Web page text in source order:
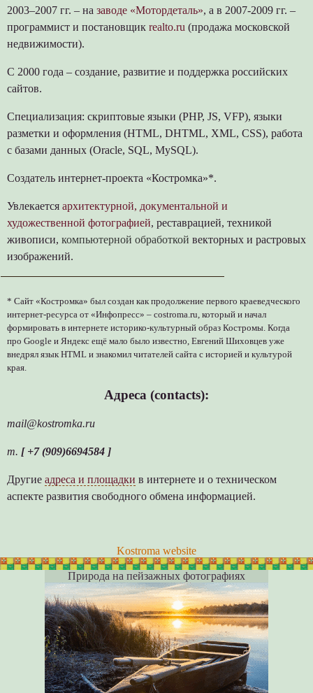
2003–2007 гг. – на заводе «Мотордеталь», а в 2007-2009 гг. –
программист и постановщик realto.ru (продажа московской
недвижимости).
С 2000 года – создание, развитие и поддержка российских
сайтов.
Специализация: скриптовые языки (PHP, JS, VFP), языки
разметки и оформления (HTML, DHTML, XML, CSS), работа
с базами данных (Oracle, SQL, MySQL).
Создатель интернет-проекта «Костромка»*.
Увлекается архитектурной, документальной и
художественной фотографией, реставрацией, техникой
живописи, компьютерной обработкой векторных и растровых
изображений.
* Сайт «Костромка» был создан как продолжение первого краеведческого
интернет-ресурса от «Инфопресс» – costroma.ru, который и начал
формировать в интернете историко-культурный образ Костромы. Когда
про Google и Яндекс ещё мало было известно, Евгений Шиховцев уже
внедрял язык HTML и знакомил читателей сайта с историей и культурой
края.
Адреса (contacts):
mail@kostromka.ru
т. [ +7 (909)6694584 ]
Другие адреса и площадки в интернете и о техническом
аспекте развития свободного обмена информацией.
Kostroma website
Природа на пейзажных фотографиях